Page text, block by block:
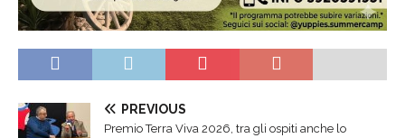
PREVIOUS
Premio Terra Viva 2026, tra gli ospiti anche lo